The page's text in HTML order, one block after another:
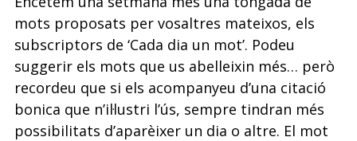
mots proposats per vosaltres mateixos, els
subscriptors de ‘Cada dia un mot’. Podeu
suggerir els mots que us abelleixin més… però
recordeu que si els acompanyeu d’una citació
bonica que n’il·lustri l’ús, sempre tindran més
possibilitats d’aparèixer un dia o altre. El mot